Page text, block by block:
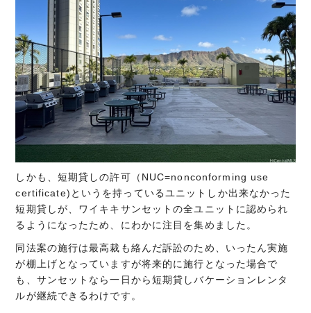
しかも、短期貸しの許可（NUC=nonconforming use
certificate)というを持っているユニットしか出来なかった
短期貸しが、ワイキキサンセットの全ユニットに認められ
るようになったため、にわかに注目を集めました。
同法案の施行は最高裁も絡んだ訴訟のため、いったん実施
が棚上げとなっていますが将来的に施行となった場合で
も、サンセットなら一日から短期貸しバケーションレンタ
ルが継続できるわけです。